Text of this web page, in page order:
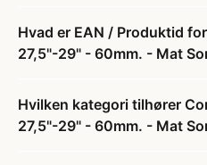
Hvad er EAN / Produktid
27,5"-29" - 60mm. - Mat
Hvilken kategori tilhører
27,5"-29" - 60mm. - Mat